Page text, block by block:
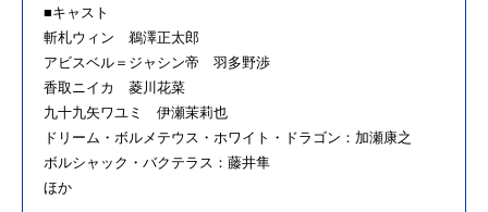
■キャスト
斬札ウィン 鵜澤正太郎
アビスベル＝ジャシン帝 羽多野渉
香取ニイカ 菱川花菜
九十九矢ワユミ 伊瀬茉莉也
ドリーム・ボルメテウス・ホワイト・ドラゴン：加瀬康之
ボルシャック・バクテラス：藤井隼
ほか